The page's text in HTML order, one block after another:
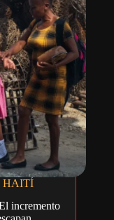
HAITÍ
incremento